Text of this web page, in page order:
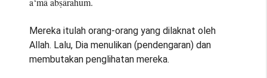
Mereka itulah orang-orang yang dilaknat oleh
Allah. Lalu, Dia menulikan (pendengaran) dan
membutakan penglihatan mereka.